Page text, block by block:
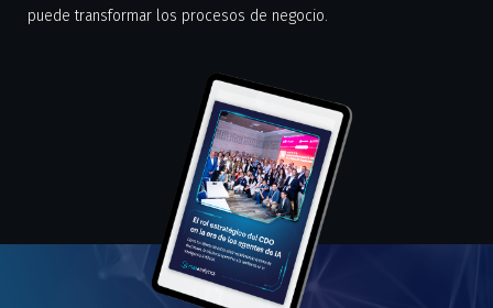
puede transformar los procesos de negocio.